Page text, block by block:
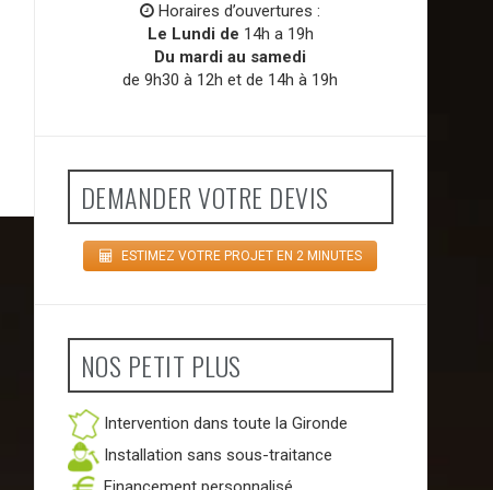
Horaires d’ouvertures :
Le Lundi de 14h a 19h
Du mardi au samedi
de 9h30 à 12h et de 14h à 19h
DEMANDER VOTRE DEVIS
ESTIMEZ VOTRE PROJET EN 2 MINUTES
NOS PETIT PLUS
Intervention dans toute la Gironde
Installation sans sous-traitance